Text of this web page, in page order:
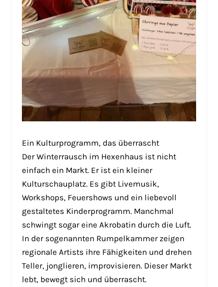
Ein Kulturprogramm, das überrascht
Der Winterrausch im Hexenhaus ist nicht
einfach ein Markt. Er ist ein kleiner
Kulturschauplatz. Es gibt Livemusik,
Workshops, Feuershows und ein liebevoll
gestaltetes Kinderprogramm. Manchmal
schwingt sogar eine Akrobatin durch die Luft.
In der sogenannten Rumpelkammer zeigen
regionale Artists ihre Fähigkeiten und drehen
Teller, jonglieren, improvisieren. Dieser Markt
lebt, bewegt sich und überrascht.